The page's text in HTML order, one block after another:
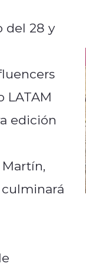
del 28 y
edición